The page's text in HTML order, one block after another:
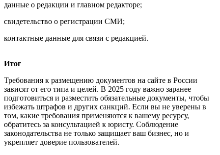
данные о редакции и главном редакторе;
свидетельство о регистрации СМИ;
контактные данные для связи с редакцией.
Итог
Требования к размещению документов на сайте в России
зависят от его типа и целей. В 2025 году важно заранее
подготовиться и разместить обязательные документы, чтобы
избежать штрафов и других санкций. Если вы не уверены в
том, какие требования применяются к вашему ресурсу,
обратитесь за консультацией к юристу. Соблюдение
законодательства не только защищает ваш бизнес, но и
укрепляет доверие пользователей.